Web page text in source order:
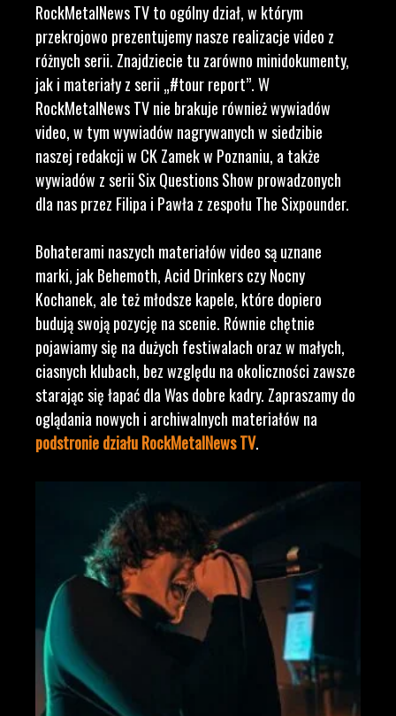
RockMetalNews TV to ogólny dział, w którym
przekrojowo prezentujemy nasze realizacje video z
różnych serii. Znajdziecie tu zarówno minidokumenty,
jak i materiały z serii „#tour report”. W
RockMetalNews TV nie brakuje również wywiadów
video, w tym wywiadów nagrywanych w siedzibie
naszej redakcji w CK Zamek w Poznaniu, a także
wywiadów z serii Six Questions Show prowadzonych
dla nas przez Filipa i Pawła z zespołu The Sixpounder.
Bohaterami naszych materiałów video są uznane
marki, jak Behemoth, Acid Drinkers czy Nocny
Kochanek, ale też młodsze kapele, które dopiero
budują swoją pozycję na scenie. Równie chętnie
pojawiamy się na dużych festiwalach oraz w małych,
ciasnych klubach, bez względu na okoliczności zawsze
starając się łapać dla Was dobre kadry. Zapraszamy do
oglądania nowych i archiwalnych materiałów na
podstronie działu RockMetalNews TV.